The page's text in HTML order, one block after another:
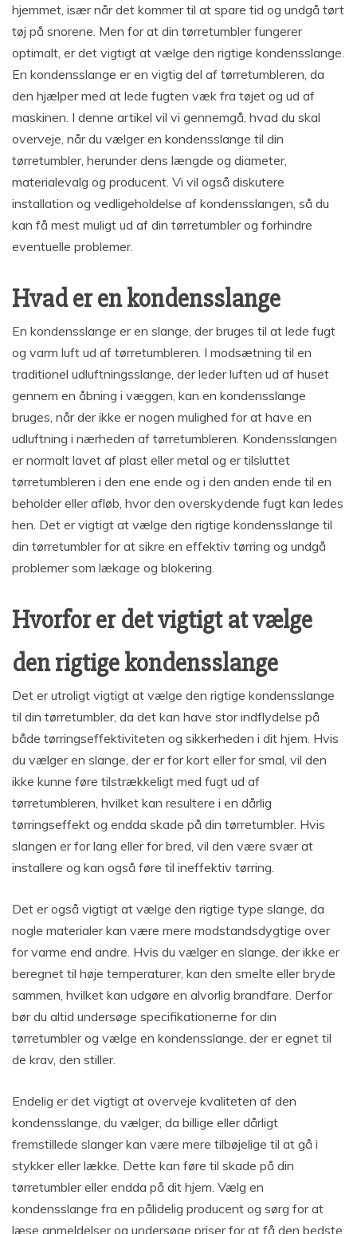
hjemmet, især når det kommer til at spare tid og undgå tørt
tøj på snorene. Men for at din tørretumbler fungerer
optimalt, er det vigtigt at vælge den rigtige kondensslange.
En kondensslange er en vigtig del af tørretumbleren, da
den hjælper med at lede fugten væk fra tøjet og ud af
maskinen. I denne artikel vil vi gennemgå, hvad du skal
overveje, når du vælger en kondensslange til din
tørretumbler, herunder dens længde og diameter,
materialevalg og producent. Vi vil også diskutere
installation og vedligeholdelse af kondensslangen, så du
kan få mest muligt ud af din tørretumbler og forhindre
eventuelle problemer.
Hvad er en kondensslange
En kondensslange er en slange, der bruges til at lede fugt
og varm luft ud af tørretumbleren. I modsætning til en
traditionel udluftningsslange, der leder luften ud af huset
gennem en åbning i væggen, kan en kondensslange
bruges, når der ikke er nogen mulighed for at have en
udluftning i nærheden af tørretumbleren. Kondensslangen
er normalt lavet af plast eller metal og er tilsluttet
tørretumbleren i den ene ende og i den anden ende til en
beholder eller afløb, hvor den overskydende fugt kan ledes
hen. Det er vigtigt at vælge den rigtige kondensslange til
din tørretumbler for at sikre en effektiv tørring og undgå
problemer som lækage og blokering.
Hvorfor er det vigtigt at vælge
den rigtige kondensslange
Det er utroligt vigtigt at vælge den rigtige kondensslange
til din tørretumbler, da det kan have stor indflydelse på
både tørringseffektiviteten og sikkerheden i dit hjem. Hvis
du vælger en slange, der er for kort eller for smal, vil den
ikke kunne føre tilstrækkeligt med fugt ud af
tørretumbleren, hvilket kan resultere i en dårlig
tørringseffekt og endda skade på din tørretumbler. Hvis
slangen er for lang eller for bred, vil den være svær at
installere og kan også føre til ineffektiv tørring.
Det er også vigtigt at vælge den rigtige type slange, da
nogle materialer kan være mere modstandsdygtige over
for varme end andre. Hvis du vælger en slange, der ikke er
beregnet til høje temperaturer, kan den smelte eller bryde
sammen, hvilket kan udgøre en alvorlig brandfare. Derfor
bør du altid undersøge specifikationerne for din
tørretumbler og vælge en kondensslange, der er egnet til
de krav, den stiller.
Endelig er det vigtigt at overveje kvaliteten af ​​den
kondensslange, du vælger, da billige eller dårligt
fremstillede slanger kan være mere tilbøjelige til at gå i
stykker eller lække. Dette kan føre til skade på din
tørretumbler eller endda på dit hjem. Vælg en
kondensslange fra en pålidelig producent og sørg for at
læse anmeldelser og undersøge priser for at få den bedste